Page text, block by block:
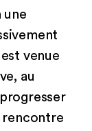
une
venue
au
rencontre